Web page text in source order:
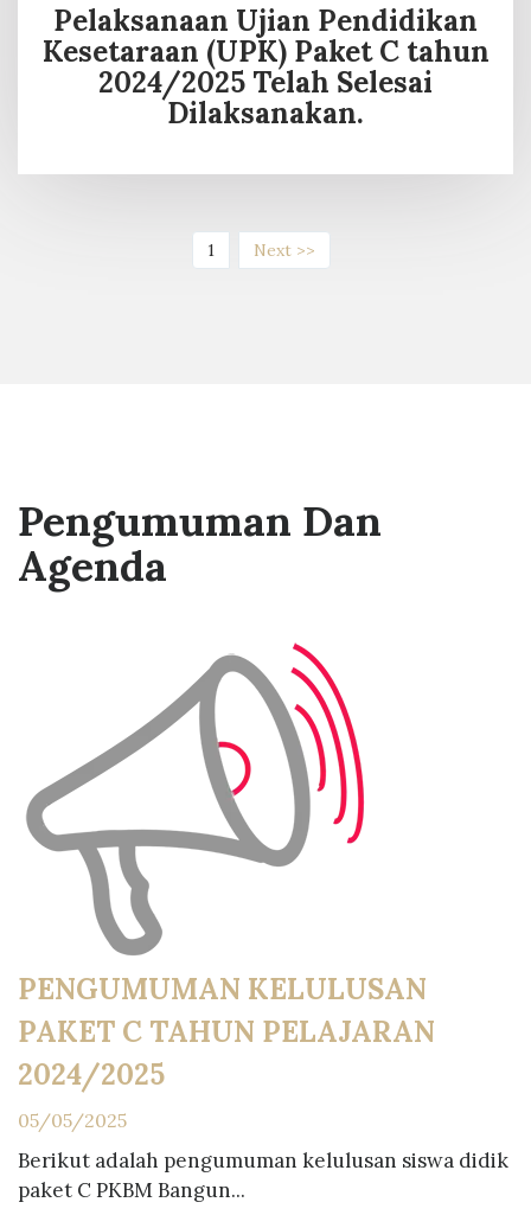
Pelaksanaan Ujian Pendidikan
Kesetaraan (UPK) Paket C tahun
2024/2025 Telah Selesai
Dilaksanakan.
1(current)Next >>
Pengumuman Dan
Agenda
PENGUMUMAN KELULUSAN
PAKET C TAHUN PELAJARAN
2024/2025
05/05/2025
Berikut adalah pengumuman kelulusan siswa didik
paket C PKBM Bangun...